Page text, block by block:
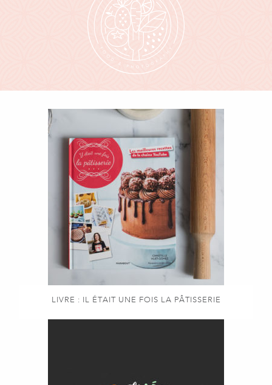
LIVRE : IL ÉTAIT UNE FOIS LA PÂTISSERIE